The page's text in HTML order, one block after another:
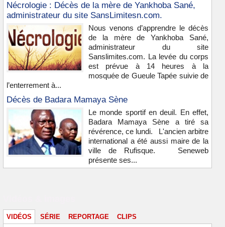
Nécrologie : Décès de la mère de Yankhoba Sané,
administrateur du site SansLimitesn.com.
Nous venons d’apprendre le décès
de la mère de Yankhoba Sané,
administrateur du site
Sanslimites.com. La levée du corps
est prévue à 14 heures à la
mosquée de Gueule Tapée suivie de
l’enterrement à...
Décès de Badara Mamaya Sène
Le monde sportif en deuil. En effet,
Badara Mamaya Sène a tiré sa
révérence, ce lundi. L'ancien arbitre
international a été aussi maire de la
ville de Rufisque. Seneweb
présente ses...
VIDÉOS SÉRIE REPORTAGE CLIPS